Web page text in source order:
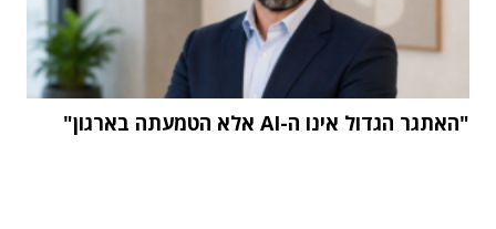
"האתגר הגדול אינו ה-AI אלא הטמעתה בארגון"